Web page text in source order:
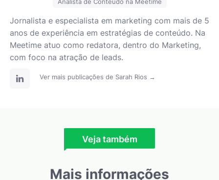
Analista de Conteúdo na Meetime
Jornalista e especialista em marketing com mais de 5
anos de experiência em estratégias de conteúdo. Na
Meetime atuo como redatora, dentro do Marketing,
com foco na atração de leads.
Ver mais publicações de Sarah Rios →
Veja também
Mais informações